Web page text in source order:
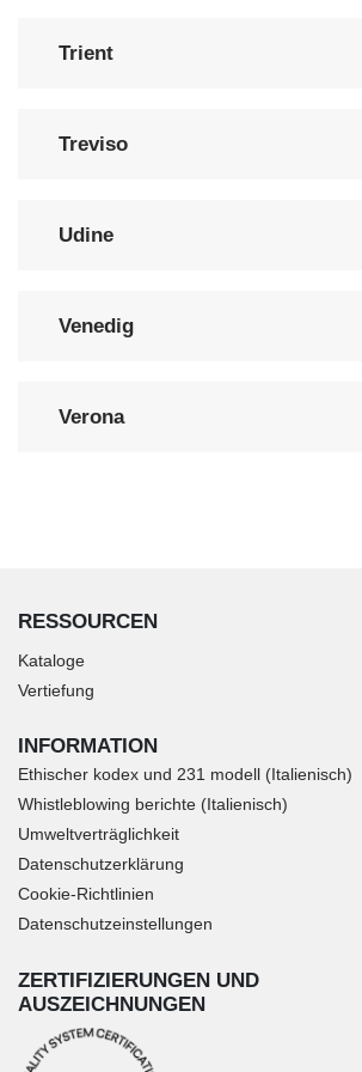
Trient
Treviso
Udine
Venedig
Verona
RESSOURCEN
Kataloge
Vertiefung
INFORMATION
Ethischer kodex und 231 modell (Italienisch)
Whistleblowing berichte (Italienisch)
Umweltverträglichkeit
Datenschutzerklärung
Cookie-Richtlinien
Datenschutzeinstellungen
ZERTIFIZIERUNGEN UND
AUSZEICHNUNGEN